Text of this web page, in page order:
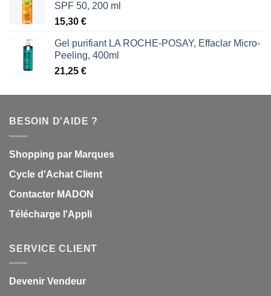
SPF 50, 200 ml
15,30 €
Gel purifiant LA ROCHE-POSAY, Effaclar Micro-
Peeling, 400ml
21,25 €
BESOIN D'AIDE ?
Shopping par Marques
Cycle d'Achat Client
Contacter MADON
Télécharge l'Appli
SERVICE CLIENT
Devenir Vendeur